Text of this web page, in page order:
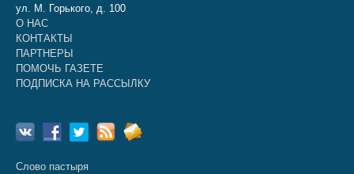
ул. М. Горького, д. 100
О НАС
КОНТАКТЫ
ПАРТНЕРЫ
ПОМОЧЬ ГАЗЕТЕ
ПОДПИСКА НА РАССЫЛКУ
Слово пастыря